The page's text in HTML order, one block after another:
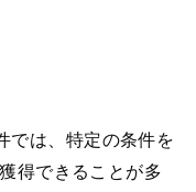
では、特定の条件を
得できることが多